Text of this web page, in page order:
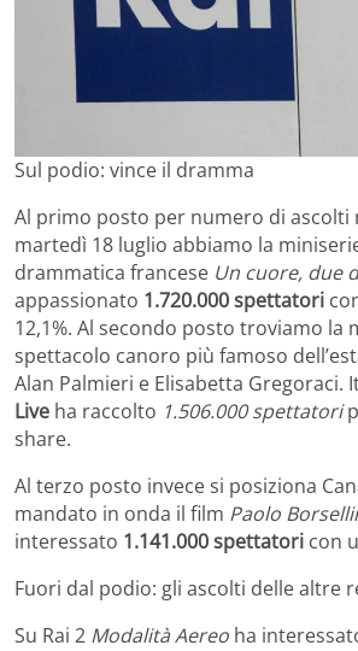
Sul podio: vince il dramma
Al primo posto per numero di ascolti
martedì 18 luglio abbiamo la
drammatica francese Un cuore, due
appassionato 1.720.000 spettatori
12,1%. Al secondo posto troviamo la
spettacolo canoro più famoso
Alan Palmieri e Elisabetta Gregoraci.
Live ha raccolto 1.506.000 spettatori
share.
Al terzo posto invece si posiziona
mandato in onda il film Paolo
interessato 1.141.000 spettatori con
Fuori dal podio: gli ascolti delle altre
Su Rai 2 Modalità Aereo ha